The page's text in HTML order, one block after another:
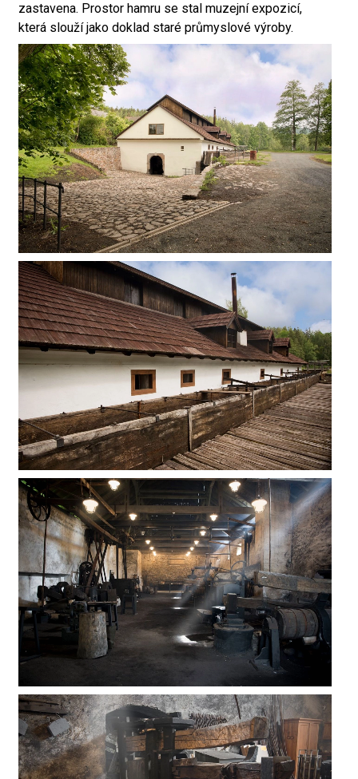
zastavena. Prostor hamru se stal muzejní expozicí,
která slouží jako doklad staré průmyslové výroby.